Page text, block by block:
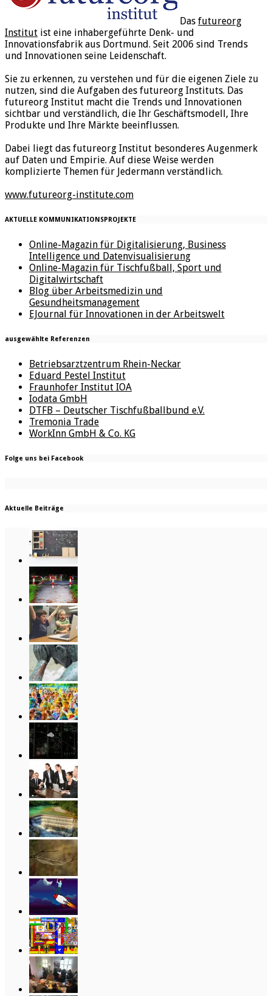
Das futureorg
Institut ist eine inhabergeführte Denk- und
Innovationsfabrik aus Dortmund. Seit 2006 sind Trends
und Innovationen seine Leidenschaft.
Sie zu erkennen, zu verstehen und für die eigenen Ziele zu
nutzen, sind die Aufgaben des futureorg Instituts. Das
futureorg Institut macht die Trends und Innovationen
sichtbar und verständlich, die Ihr Geschäftsmodell, Ihre
Produkte und Ihre Märkte beeinflussen.
Dabei liegt das futureorg Institut besonderes Augenmerk
auf Daten und Empirie. Auf diese Weise werden
komplizierte Themen für Jedermann verständlich.
www.futureorg-institute.com
AKTUELLE KOMMUNIKATIONSPROJEKTE
Online-Magazin für Digitalisierung, Business
Intelligence und Datenvisualisierung
Online-Magazin für Tischfußball, Sport und
Digitalwirtschaft
Blog über Arbeitsmedizin und
Gesundheitsmanagement
EJournal für Innovationen in der Arbeitswelt
ausgewählte Referenzen
Betriebsarztzentrum Rhein-Neckar
Eduard Pestel Institut
Fraunhofer Institut IOA
Iodata GmbH
DTFB – Deutscher Tischfußballbund e.V.
Tremonia Trade
WorkInn GmbH & Co. KG
Folge uns bei Facebook
Aktuelle Beiträge